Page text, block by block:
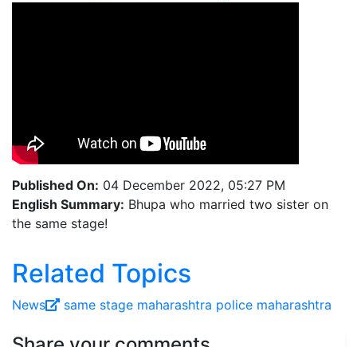
Published On: 04 December 2022, 05:27 PM
English Summary: Bhupa who married two sister on
the same stage!
Related Topics
News same stage maharashtra police maharashtra